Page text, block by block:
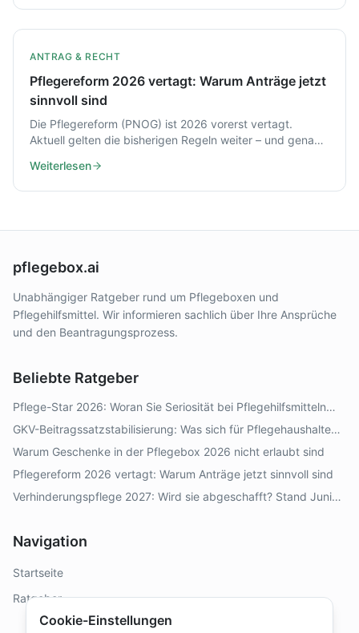
ANTRAG & RECHT
Pflegereform 2026 vertagt: Warum Anträge jetzt
sinnvoll sind
Die Pflegereform (PNOG) ist 2026 vorerst vertagt.
Aktuell gelten die bisherigen Regeln weiter – und genau
beantragen.
Weiterlesen
pflegebox.ai
Unabhängiger Ratgeber rund um Pflegeboxen und
Pflegehilfsmittel. Wir informieren sachlich über Ihre Ansprüche
und den Beantragungsprozess.
Beliebte Ratgeber
Pflege-Star 2026: Woran Sie Seriosität bei Pflegehilfsmitteln
erkennen
GKV-Beitragssatzstabilisierung: Was sich für Pflegehaushalte
2026–2028 ändert
Warum Geschenke in der Pflegebox 2026 nicht erlaubt sind
Pflegereform 2026 vertagt: Warum Anträge jetzt sinnvoll sind
Verhinderungspflege 2027: Wird sie abgeschafft? Stand Juni
Navigation
Startseite
Ratgeber
Cookie-Einstellungen